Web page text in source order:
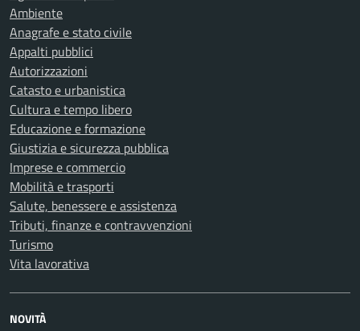
Ambiente
Anagrafe e stato civile
Appalti pubblici
Autorizzazioni
Catasto e urbanistica
Cultura e tempo libero
Educazione e formazione
Giustizia e sicurezza pubblica
Imprese e commercio
Mobilità e trasporti
Salute, benessere e assistenza
Tributi, finanze e contravvenzioni
Turismo
Vita lavorativa
NOVITÀ